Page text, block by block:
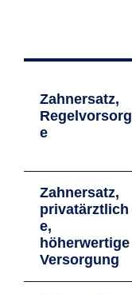
Zahnersatz,
Regelvorsorg
e
Zahnersatz,
privatärztlich
e,
höherwertige
Versorgung